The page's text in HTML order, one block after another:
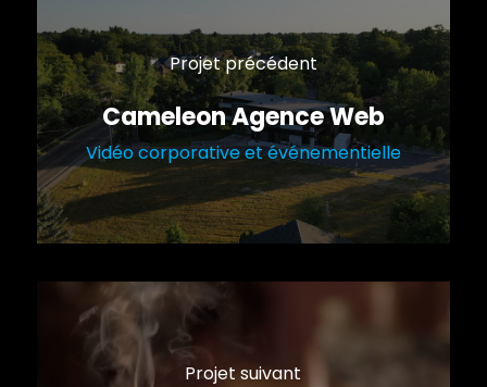
Projet précédent
Cameleon Agence Web
Vidéo corporative et événementielle
Projet suivant